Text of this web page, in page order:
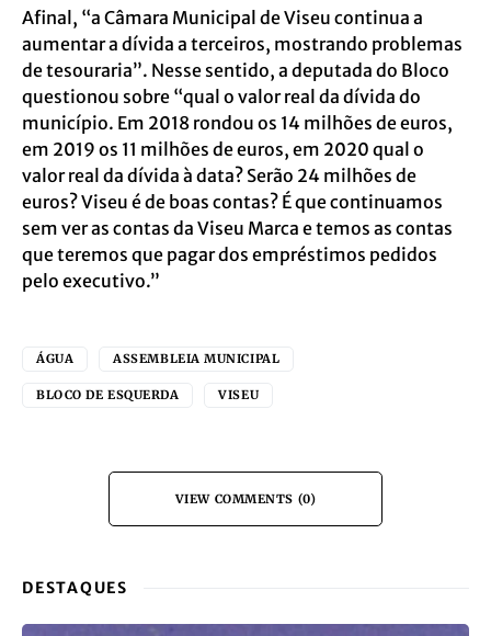
Afinal, “a Câmara Municipal de Viseu continua a
aumentar a dívida a terceiros, mostrando problemas
de tesouraria”. Nesse sentido, a deputada do Bloco
questionou sobre “qual o valor real da dívida do
município. Em 2018 rondou os 14 milhões de euros,
em 2019 os 11 milhões de euros, em 2020 qual o
valor real da dívida à data? Serão 24 milhões de
euros? Viseu é de boas contas? É que continuamos
sem ver as contas da Viseu Marca e temos as contas
que teremos que pagar dos empréstimos pedidos
pelo executivo.”
ÁGUA ASSEMBLEIA MUNICIPAL
BLOCO DE ESQUERDA VISEU
VIEW COMMENTS (0)
DESTAQUES